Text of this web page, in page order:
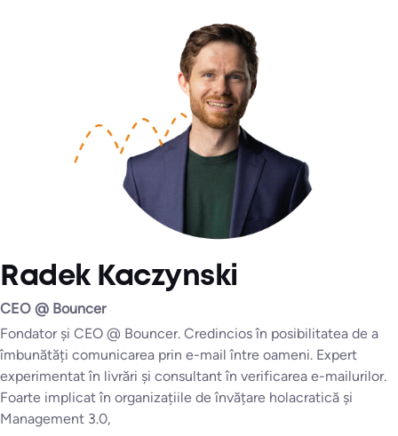
Radek Kaczynski
CEO @ Bouncer
Fondator și CEO @ Bouncer. Credincios în posibilitatea de a
îmbunătăți comunicarea prin e-mail între oameni. Expert
experimentat în livrări și consultant în verificarea e-mailurilor.
Foarte implicat în organizațiile de învățare holacratică și
Management 3.0,